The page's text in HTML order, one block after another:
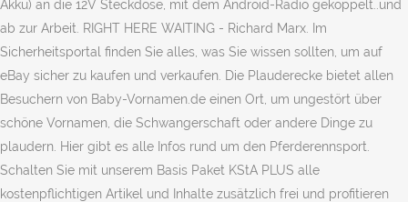
Akku) an die 12V Steckdose, mit dem Android-Radio gekoppelt..und
ab zur Arbeit. RIGHT HERE WAITING - Richard Marx. Im
Sicherheitsportal finden Sie alles, was Sie wissen sollten, um auf
eBay sicher zu kaufen und verkaufen. Die Plauderecke bietet allen
Besuchern von Baby-Vornamen.de einen Ort, um ungestört über
schöne Vornamen, die Schwangerschaft oder andere Dinge zu
plaudern. Hier gibt es alle Infos rund um den Pferderennsport.
Schalten Sie mit unserem Basis Paket KStA PLUS alle
kostenpflichtigen Artikel und Inhalte zusätzlich frei und profitieren